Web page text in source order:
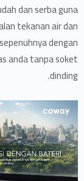
dan serba guna
tekanan air dan
dengan
anda tanpa soket
dinding.